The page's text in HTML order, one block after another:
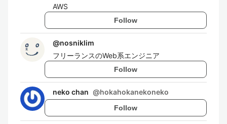
AWS
Follow
@nosniklim
フリーランスのWeb系エンジニア
Follow
neko chan @hokahokanekoneko
Follow